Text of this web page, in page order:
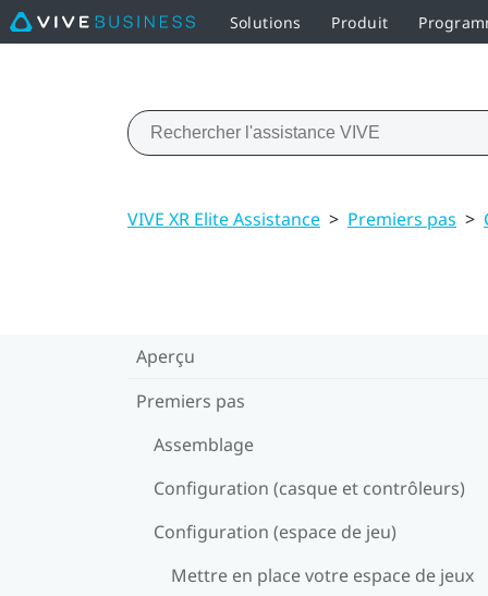
Solutions Produit
VIVE XR Elite Assistance > Premiers pas >
Aperçu
Premiers pas
Assemblage
Configuration (casque et contrôleurs)
Configuration (espace de jeu)
Mettre en place votre espace de jeux